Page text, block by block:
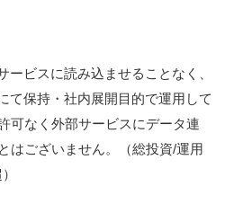
ービスに読み込ませることなく、
て保持・社内展開目的で運用して
可なく外部サービスにデータ連
はございません。（総投資/運用